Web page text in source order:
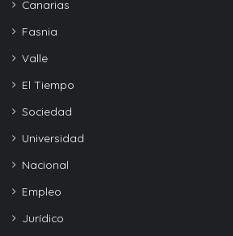
Canarias
Fasnia
Valle
El Tiempo
Sociedad
Universidad
Nacional
Empleo
Jurídico